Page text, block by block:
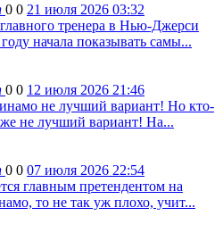
0 0 21 июля 2026 03:32
тренера в Нью-Джерси
начала показывать самы...
0 0 12 июля 2026 21:46
не лучший вариант! Но кто-
не лучший вариант! На...
0 0 07 июля 2026 22:54
главным претендентом на
то не так уж плохо, учит...